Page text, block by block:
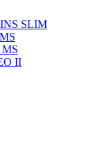
SLIM
II